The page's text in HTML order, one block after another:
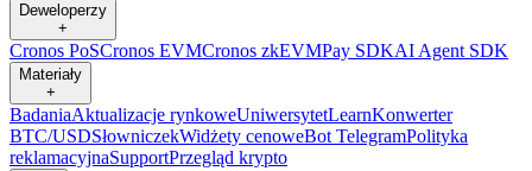
Deweloperzy
+
Cronos PoSCronos EVMCronos zkEVMPay SDKAI Agent SDK
Materiały
+
BadaniaAktualizacje rynkoweUniwersytetLearnKonwerter
BTC/USDSłowniczekWidżety cenoweBot TelegramPolityka
reklamacyjnaSupportPrzegląd krypto